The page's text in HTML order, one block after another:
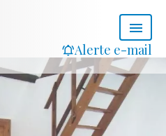
Alerte e-mail